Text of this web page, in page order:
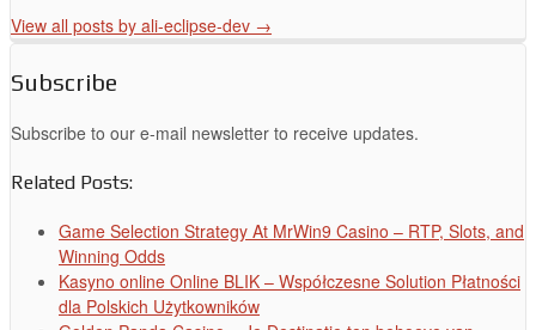
View all posts by ali-eclipse-dev →
Subscribe
Subscribe to our e-mail newsletter to receive updates.
Related Posts:
Game Selection Strategy At MrWin9 Casino – RTP, Slots, and
Winning Odds
Kasyno online Online BLIK – Współczesne Solution Płatności
dla Polskich Użytkowników